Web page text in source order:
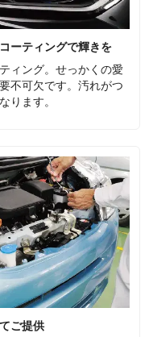
ーティングで輝きを
ィング。せっかくの愛
不可欠です。汚れがつ
ります。
ご提供